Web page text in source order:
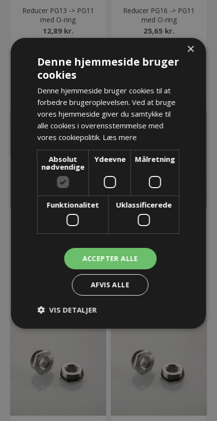
Reducer PG13 -> PG11
med O-ring
12,89 kr.
KØB
Reducer PG16 -> PG11
med O-ring
25,65 kr.
Lager: Restordre - Er på vej!
Reducer PG21 -> PG13,5
med O-ring
Lager: Restordre - Er på vej!
Reducer PG21 -> PG16
med O-ring
Lager: 2 på lager
×
Denne hjemmeside bruger
cookies
Denne hjemmeside bruger cookies til at
forbedre brugeroplevelsen. Ved at bruge
vores hjemmeside giver du samtykke til
alle cookies i overensstemmelse med
vores cookiepolitik. Læs mere
Absolut
nødvendige
Ydeevne Målretning
Funktionalitet Uklassificerede
ACCEPTER ALLE
AFVIS ALLE
VIS DETALJER